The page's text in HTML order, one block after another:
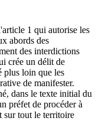
1 qui autorise les
abords des
des interdictions
crée un délit de
plus loin que les
de manifester.
dans le texte initial du
préfet de procéder à
sur tout le territoire